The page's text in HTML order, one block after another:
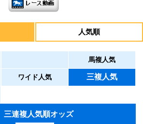
人気順
馬複人気
ワイド人気 三複人気
三連複人気順オッズ